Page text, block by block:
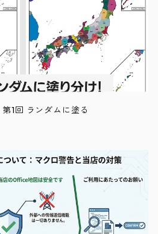
1回 ランダムに塗る